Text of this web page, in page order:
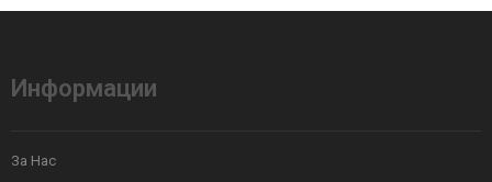
Информации
За Нас